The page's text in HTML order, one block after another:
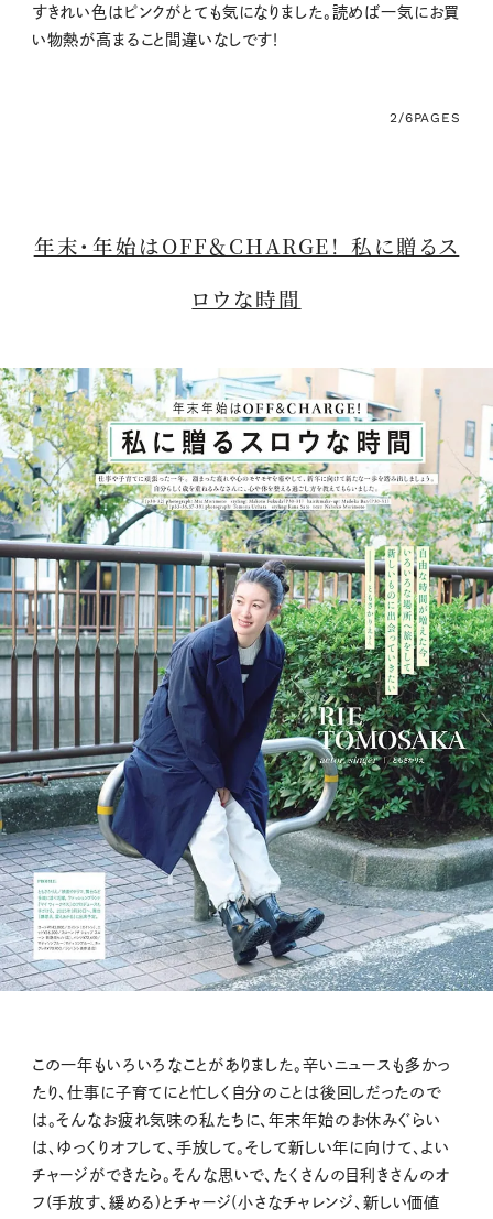
すきれい色はピンクがとても気になりました。読めば一気にお買
い物熱が高まること間違いなしです！
2/6PAGES
年末・年始はOFF＆CHARGE！ 私に贈るス
ロウな時間
この一年もいろいろなことがありました。辛いニュースも多かっ
たり、仕事に子育てにと忙しく自分のことは後回しだったので
は。そんなお疲れ気味の私たちに、年末年始のお休みぐらい
は、ゆっくりオフして、手放して。そして新しい年に向けて、よい
チャージができたら。そんな思いで、たくさんの目利きさんのオ
フ(手放す、緩める)とチャージ(小さなチャレンジ、新しい価値